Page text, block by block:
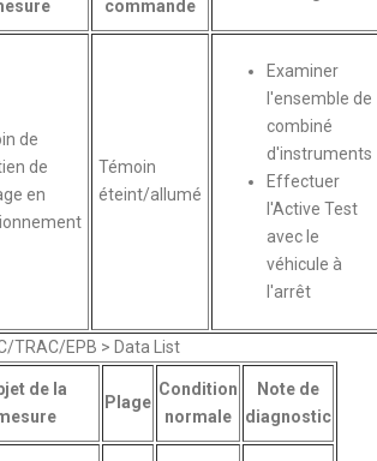
commande
de
de
en
Témoin
éteint/allumé
Examiner
l'ensemble de
combiné
d'instruments
Effectuer
l'Active Test
avec le
véhicule à
l'arrêt
TRAC/EPB > Data List
de la
Plage
Condition
normale
Note de
diagnostic